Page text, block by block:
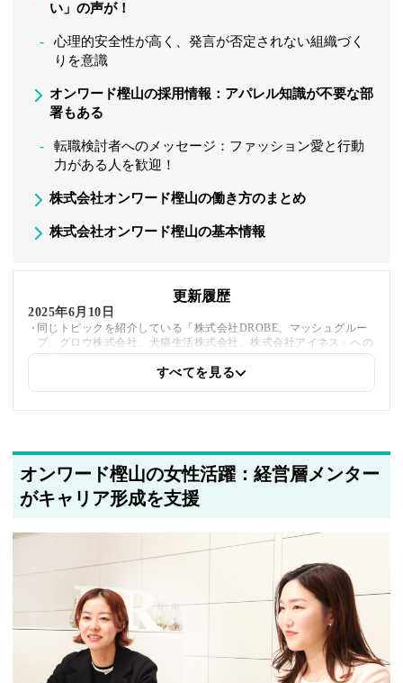
い」の声が！
心理的安全性が高く、発言が否定されない組織づく
りを意識
オンワード樫山の採用情報：アパレル知識が不要な部
署もある
転職検討者へのメッセージ：ファッション愛と行動
力がある人を歓迎！
株式会社オンワード樫山の働き方のまとめ
株式会社オンワード樫山の基本情報
更新履歴
2025年6月10日
同じトピックを紹介している「株式会社DROBE、マッシュグルー
プ、グロウ株式会社、犬猫生活株式会社、株式会社アイネス」への
内部リンクを追加しました
すべてを見る
オンワード樫山の女性活躍：経営層メンター
がキャリア形成を支援